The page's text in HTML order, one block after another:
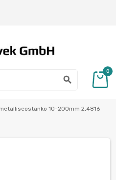
search
0
10-200mm 2,4816